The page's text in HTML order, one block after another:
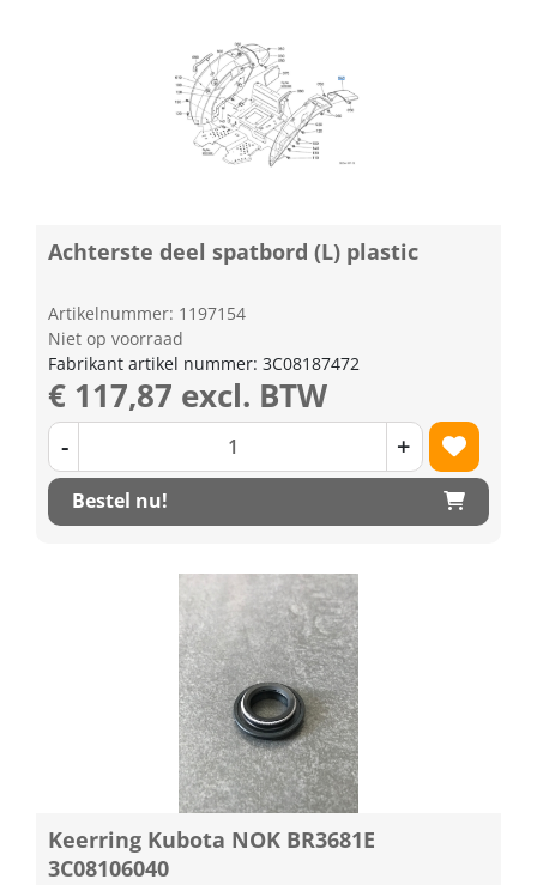
Achterste deel spatbord (L) plastic
Artikelnummer: 1197154
Niet op voorraad
Fabrikant artikel nummer: 3C08187472
€ 117,87 excl. BTW
- +
Bestel nu!
Keerring Kubota NOK BR3681E
3C08106040